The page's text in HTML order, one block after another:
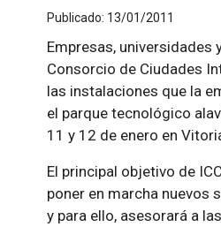
Publicado: 13/01/2011
Empresas,
Consorcio de Ciudades
las instalaciones que la
el parque tecnológico
11 y 12 de enero en
El principal objetivo de
poner en marcha nuevos
y para ello, asesorará a